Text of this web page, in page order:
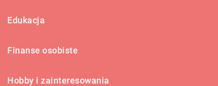
Edukacja
Finanse osobiste
Hobby i zainteresowania